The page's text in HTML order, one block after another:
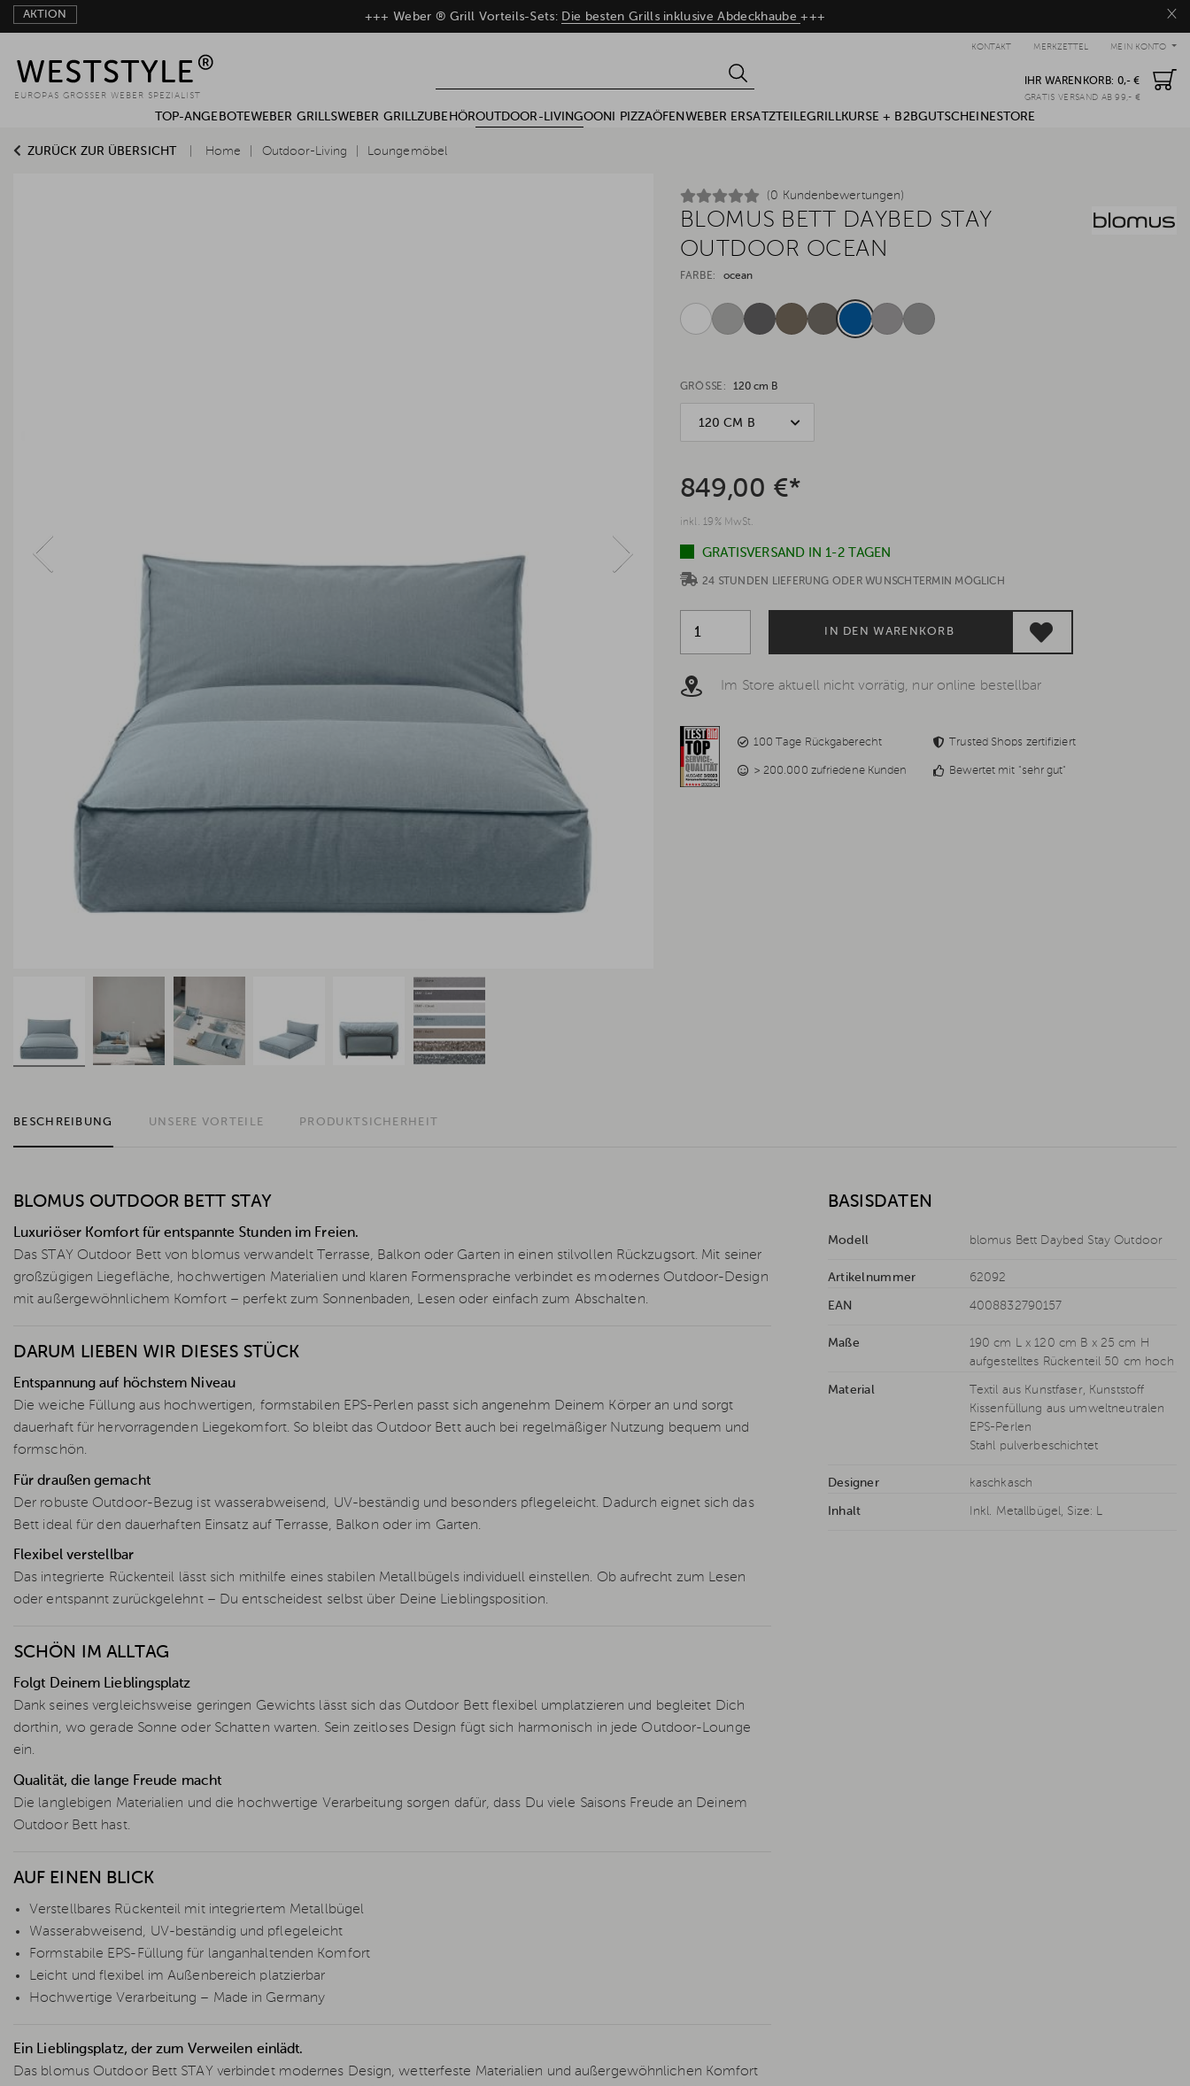
AKTION ×
+++ Weber ® Grill Vorteils-Sets: Die besten Grills inklusive Abdeckhaube+++
MEIN KONTO
MERKZETTEL
KONTAKT
IHR WARENKORB: 0,- €
GRATIS VERSAND AB 99,- €
EUROPAS GROSSER WEBER SPEZIALIST
TOP-ANGEBOTEWEBER GRILLSWEBER GRILLZUBEHÖROUTDOOR-LIVINGOONI PIZZAÖFEN WEBER ERSATZTEILEGRILLKURSE + B2BGUTSCHEINESTORE
ZURÜCK ZUR ÜBERSICHT Home Outdoor-Living Loungemöbel
(0 Kundenbewertungen)
BLOMUS BETT DAYBED STAY
OUTDOOR OCEAN
FARBE: ocean
GRÖSSE: 120 cm B
120 CM B
849,00 €*
inkl. 19% MwSt.
GRATISVERSAND IN 1-2 TAGEN
24 STUNDEN LIEFERUNG ODER WUNSCHTERMIN MÖGLICH
IN DEN WARENKORB
Im Store aktuell nicht vorrätig, nur online bestellbar
100 Tage Rückgaberecht Trusted Shops zertifiziert
> 200.000 zufriedene Kunden Bewertet mit "sehr gut"
BESCHREIBUNG UNSERE VORTEILE PRODUKTSICHERHEIT
BLOMUS OUTDOOR BETT STAY
Luxuriöser Komfort für entspannte Stunden im Freien.
Das STAY Outdoor Bett von blomus verwandelt Terrasse, Balkon oder Garten in einen stilvollen Rückzugsort. Mit seiner
großzügigen Liegefläche, hochwertigen Materialien und klaren Formensprache verbindet es modernes Outdoor-Design
mit außergewöhnlichem Komfort – perfekt zum Sonnenbaden, Lesen oder einfach zum Abschalten.
DARUM LIEBEN WIR DIESES STÜCK
Entspannung auf höchstem Niveau
Die weiche Füllung aus hochwertigen, formstabilen EPS-Perlen passt sich angenehm Deinem Körper an und sorgt
dauerhaft für hervorragenden Liegekomfort. So bleibt das Outdoor Bett auch bei regelmäßiger Nutzung bequem und
formschön.
Für draußen gemacht
Der robuste Outdoor-Bezug ist wasserabweisend, UV-beständig und besonders pflegeleicht. Dadurch eignet sich das
Bett ideal für den dauerhaften Einsatz auf Terrasse, Balkon oder im Garten.
Flexibel verstellbar
Das integrierte Rückenteil lässt sich mithilfe eines stabilen Metallbügels individuell einstellen. Ob aufrecht zum Lesen
oder entspannt zurückgelehnt – Du entscheidest selbst über Deine Lieblingsposition.
SCHÖN IM ALLTAG
Folgt Deinem Lieblingsplatz
Dank seines vergleichsweise geringen Gewichts lässt sich das Outdoor Bett flexibel umplatzieren und begleitet Dich
dorthin, wo gerade Sonne oder Schatten warten. Sein zeitloses Design fügt sich harmonisch in jede Outdoor-Lounge
ein.
Qualität, die lange Freude macht
Die langlebigen Materialien und die hochwertige Verarbeitung sorgen dafür, dass Du viele Saisons Freude an Deinem
Outdoor Bett hast.
AUF EINEN BLICK
Verstellbares Rückenteil mit integriertem Metallbügel
Wasserabweisend, UV-beständig und pflegeleicht
Formstabile EPS-Füllung für langanhaltenden Komfort
Leicht und flexibel im Außenbereich platzierbar
Hochwertige Verarbeitung – Made in Germany
Ein Lieblingsplatz, der zum Verweilen einlädt.
Das blomus Outdoor Bett STAY verbindet modernes Design, wetterfeste Materialien und außergewöhnlichen Komfort
BASISDATEN
Modell blomus Bett Daybed Stay Outdoor
Artikelnummer 62092
EAN 4008832790157
Maße
190 cm L x 120 cm B x 25 cm H
aufgestelltes Rückenteil 50 cm hoch
Material
Textil aus Kunstfaser, Kunststoff
Kissenfüllung aus umweltneutralen
EPS-Perlen
Stahl pulverbeschichtet
Designer kaschkasch
Inhalt Inkl. Metallbügel, Size: L